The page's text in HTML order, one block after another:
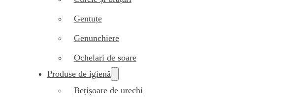
Gentuțe
Genunchiere
Ochelari de soare
Produse de igienă
Bețișoare de urechi